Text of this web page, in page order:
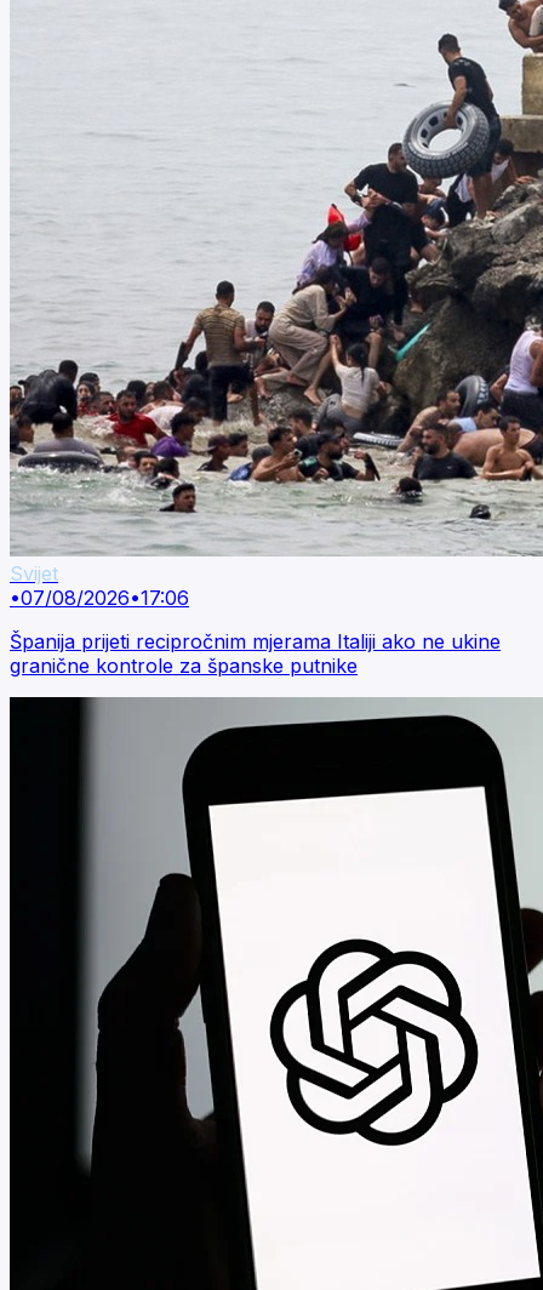
Svijet
•07/08/2026•17:06
Španija prijeti recipročnim mjerama Italiji ako ne ukine
granične kontrole za španske putnike